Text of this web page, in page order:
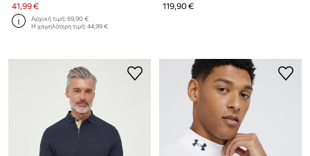
41,99 €
Αρχική τιμή:69,90 €
Η χαμηλότερη τιμή:44,99 €
119,90 €